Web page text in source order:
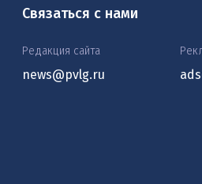
Связаться с нами
Редакция сайта
news@pvlg.ru